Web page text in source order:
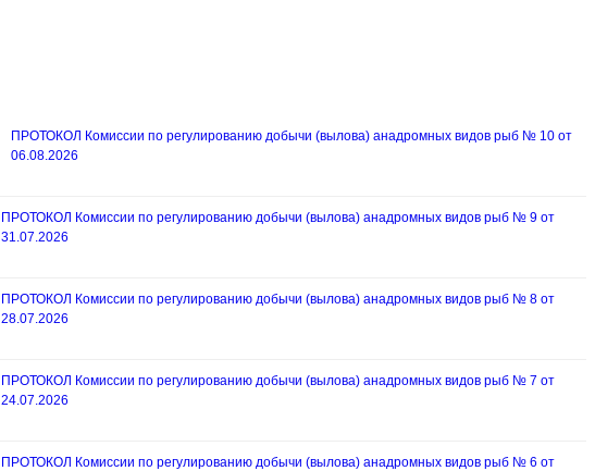
ПРОТОКОЛ Комиссии по регулированию добычи (вылова) анадромных видов рыб № 10 от
06.08.2026
ПРОТОКОЛ Комиссии по регулированию добычи (вылова) анадромных видов рыб № 9 от
31.07.2026
ПРОТОКОЛ Комиссии по регулированию добычи (вылова) анадромных видов рыб № 8 от
28.07.2026
ПРОТОКОЛ Комиссии по регулированию добычи (вылова) анадромных видов рыб № 7 от
24.07.2026
ПРОТОКОЛ Комиссии по регулированию добычи (вылова) анадромных видов рыб № 6 от